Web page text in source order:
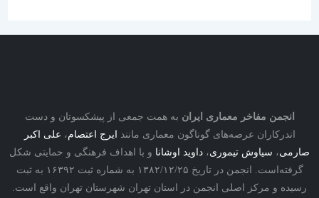
مفاخر معماری ایرانبه همت جمعی از پیشکسوتان و دست
عرصه‌های گوناگون معماری مانندایرج اعتصام،علی اکبر
،سیاوش تیموری،داوید اوشاناو با اهداف فرهنگی و حمایتی شکل
گرفته‌است. انجمن در تاریخ ۱۳۸۲/۱۲/۲۵ به شماره ثبت ۱۶۳۹۲ به ثبت
و مرکز اصلی انجمن در استان تهران شهرستان تهران واقع است.